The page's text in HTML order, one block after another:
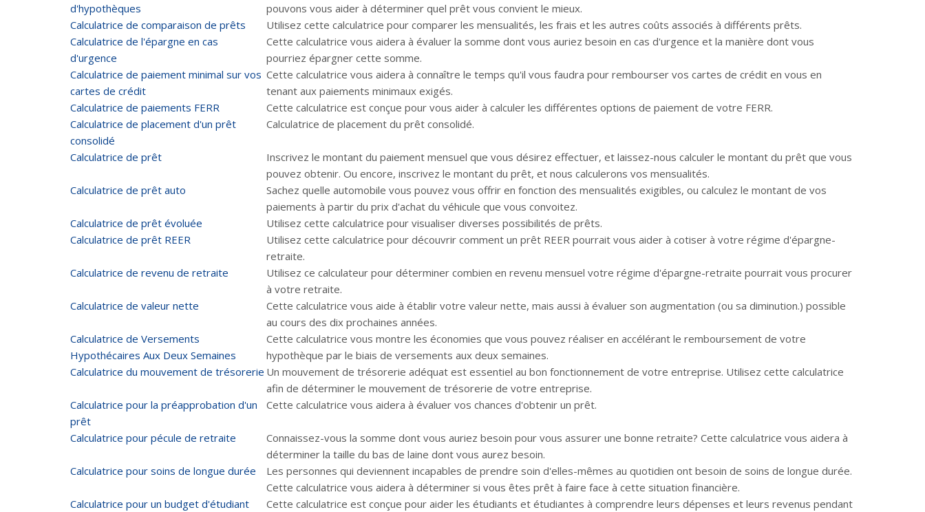
d'hypothèques
pouvons vous aider à déterminer quel prêt vous convient le mieux.
Calculatrice de comparaison de prêts
Utilisez cette calculatrice pour comparer les mensualités, les frais et les autres coûts associés à différents prêts.
Calculatrice de l'épargne en cas
d'urgence
Cette calculatrice vous aidera à évaluer la somme dont vous auriez besoin en cas d'urgence et la manière dont vous
pourriez épargner cette somme.
Calculatrice de paiement minimal sur vos
cartes de crédit
Cette calculatrice vous aidera à connaître le temps qu'il vous faudra pour rembourser vos cartes de crédit en vous en
tenant aux paiements minimaux exigés.
Calculatrice de paiements FERR
Cette calculatrice est conçue pour vous aider à calculer les différentes options de paiement de votre FERR.
Calculatrice de placement d'un prêt
consolidé
Calculatrice de placement du prêt consolidé.
Calculatrice de prêt
Inscrivez le montant du paiement mensuel que vous désirez effectuer, et laissez-nous calculer le montant du prêt que vous
pouvez obtenir. Ou encore, inscrivez le montant du prêt, et nous calculerons vos mensualités.
Calculatrice de prêt auto
Sachez quelle automobile vous pouvez vous offrir en fonction des mensualités exigibles, ou calculez le montant de vos
paiements à partir du prix d'achat du véhicule que vous convoitez.
Calculatrice de prêt évoluée
Utilisez cette calculatrice pour visualiser diverses possibilités de prêts.
Calculatrice de prêt REER
Utilisez cette calculatrice pour découvrir comment un prêt REER pourrait vous aider à cotiser à votre régime d'épargne-
retraite.
Calculatrice de revenu de retraite
Utilisez ce calculateur pour déterminer combien en revenu mensuel votre régime d'épargne-retraite pourrait vous procurer
à votre retraite.
Calculatrice de valeur nette
Cette calculatrice vous aide à établir votre valeur nette, mais aussi à évaluer son augmentation (ou sa diminution.) possible
au cours des dix prochaines années.
Calculatrice de Versements
Hypothécaires Aux Deux Semaines
Cette calculatrice vous montre les économies que vous pouvez réaliser en accélérant le remboursement de votre
hypothèque par le biais de versements aux deux semaines.
Calculatrice du mouvement de trésorerie Un mouvement de trésorerie adéquat est essentiel au bon fonctionnement de votre entreprise. Utilisez cette calculatrice
afin de déterminer le mouvement de trésorerie de votre entreprise.
Calculatrice pour la préapprobation d'un
prêt
Cette calculatrice vous aidera à évaluer vos chances d'obtenir un prêt.
Calculatrice pour pécule de retraite
Connaissez-vous la somme dont vous auriez besoin pour vous assurer une bonne retraite? Cette calculatrice vous aidera à
déterminer la taille du bas de laine dont vous aurez besoin.
Calculatrice pour soins de longue durée
Les personnes qui deviennent incapables de prendre soin d'elles-mêmes au quotidien ont besoin de soins de longue durée.
Cette calculatrice vous aidera à déterminer si vous êtes prêt à faire face à cette situation financière.
Calculatrice pour un budget d'étudiant
Cette calculatrice est conçue pour aider les étudiants et étudiantes à comprendre leurs dépenses et leurs revenus pendant